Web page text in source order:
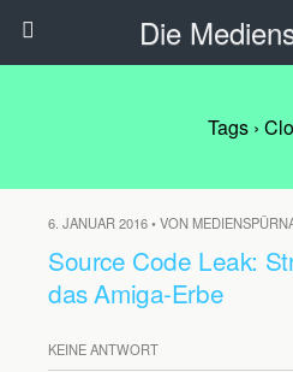
Die
Tags ›
6. JANUAR 2016 • VON
Source Code Leak:
das Amiga-Erbe
KEINE ANTWORT